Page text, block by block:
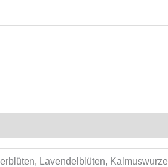
Lavendelblüten, Kalmuswurzel